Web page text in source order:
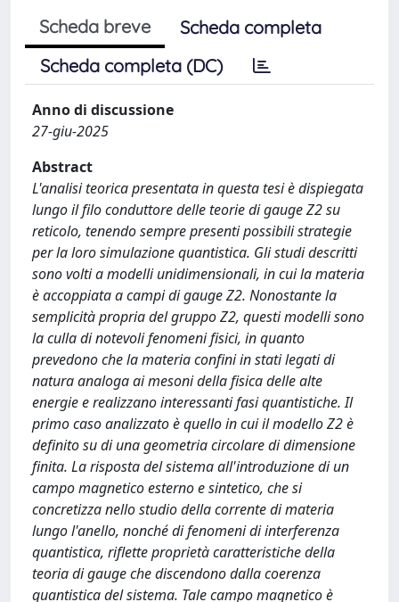
Scheda breve
Scheda completa
Scheda completa (DC)
Anno di discussione
27-giu-2025
Abstract
L'analisi teorica presentata in questa tesi è dispiegata
lungo il filo conduttore delle teorie di gauge Z2 su
reticolo, tenendo sempre presenti possibili strategie
per la loro simulazione quantistica. Gli studi descritti
sono volti a modelli unidimensionali, in cui la materia
è accoppiata a campi di gauge Z2. Nonostante la
semplicità propria del gruppo Z2, questi modelli sono
la culla di notevoli fenomeni fisici, in quanto
prevedono che la materia confini in stati legati di
natura analoga ai mesoni della fisica delle alte
energie e realizzano interessanti fasi quantistiche. Il
primo caso analizzato è quello in cui il modello Z2 è
definito su di una geometria circolare di dimensione
finita. La risposta del sistema all'introduzione di un
campo magnetico esterno e sintetico, che si
concretizza nello studio della corrente di materia
lungo l'anello, nonché di fenomeni di interferenza
quantistica, riflette proprietà caratteristiche della
teoria di gauge che discendono dalla coerenza
quantistica del sistema. Tale campo magnetico è